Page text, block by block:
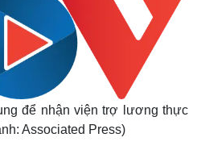
để nhận viện trợ lương thực
Associated Press)